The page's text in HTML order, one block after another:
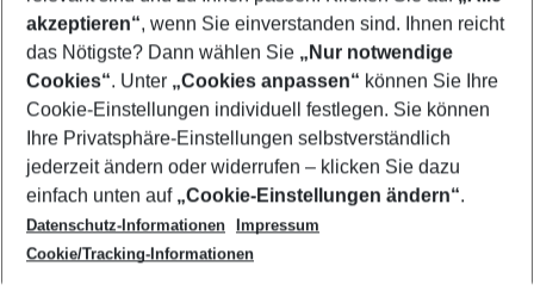
Footer
Footer navigation
Über uns
AGB
Cookie-Einstellungen ändern
Cookie-Richtlinie
Datenschutz
Service & Hilfe
Barrierefreies Reisen
Check-in
Folgen Sie uns
akzeptieren“, wenn Sie einverstanden sind. Ihnen reicht
das Nötigste? Dann wählen Sie „Nur notwendige
Cookies“. Unter „Cookies anpassen“ können Sie Ihre
Cookie-Einstellungen individuell festlegen. Sie können
Ihre Privatsphäre-Einstellungen selbstverständlich
jederzeit ändern oder widerrufen – klicken Sie dazu
einfach unten auf „Cookie-Einstellungen ändern“.
Datenschutz-Informationen
Impressum
Cookie/Tracking-Informationen